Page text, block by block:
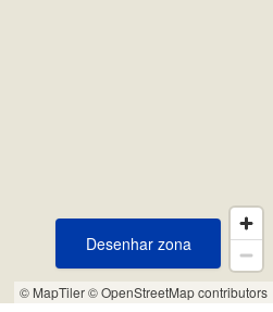
© MapTiler© OpenStreetMap contributors
Desenhar zona
Desenhar zona